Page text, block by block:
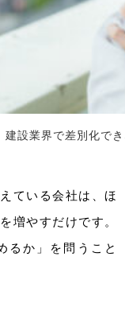
建設業界で差別化で
ている会社は、ほ
増やすだけです。
るか」を問うこと